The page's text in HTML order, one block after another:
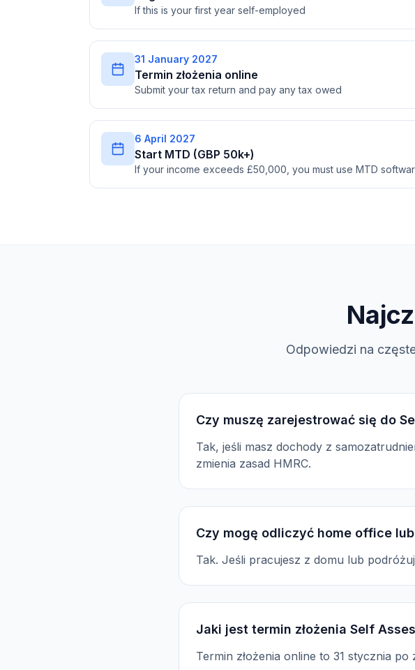
If this is your first year self-employed
31 January 2027
Termin złożenia online
Submit your tax return and pay any tax owed
6 April 2027
Start MTD (GBP 50k+)
If your income exceeds £50,000, you must use MTD
Odpowiedzi na
Czy muszę zarejestrować się do
Tak, jeśli masz dochody z
zmienia zasad HMRC.
Czy mogę odliczyć home office
Tak. Jeśli pracujesz z domu lub
Jaki jest termin złożenia Self
Termin złożenia online to 31 stycznia